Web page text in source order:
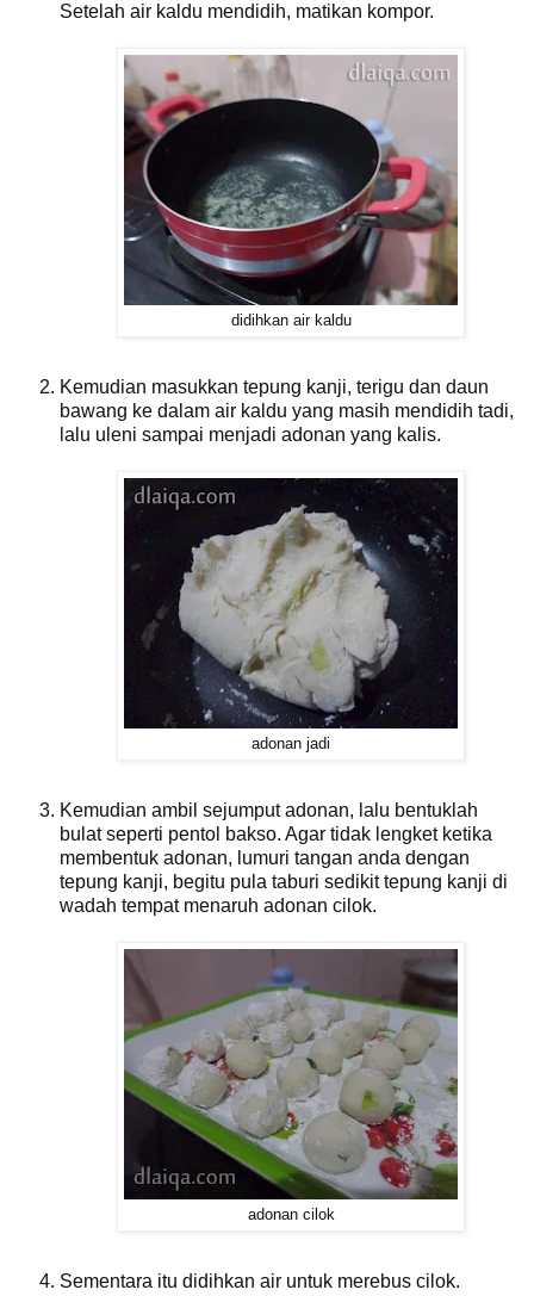
Setelah air kaldu mendidih, matikan kompor.
didihkan air kaldu
Kemudian masukkan tepung kanji, terigu dan daun
bawang ke dalam air kaldu yang masih mendidih tadi,
lalu uleni sampai menjadi adonan yang kalis.
adonan jadi
Kemudian ambil sejumput adonan, lalu bentuklah
bulat seperti pentol bakso. Agar tidak lengket ketika
membentuk adonan, lumuri tangan anda dengan
tepung kanji, begitu pula taburi sedikit tepung kanji di
wadah tempat menaruh adonan cilok.
adonan cilok
Sementara itu didihkan air untuk merebus cilok.